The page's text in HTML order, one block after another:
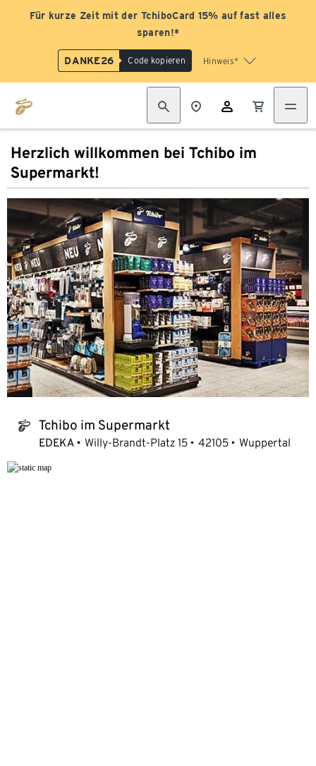
Für kurze Zeit mit der TchiboCard 15% auf fast alles
sparen!*
DANKE26 Code kopieren Hinweis*
Herzlich willkommen bei Tchibo im
Supermarkt!
tchibo_logo Tchibo im Supermarkt
EDEKA Willy-Brandt-Platz 15 42105 Wuppertal